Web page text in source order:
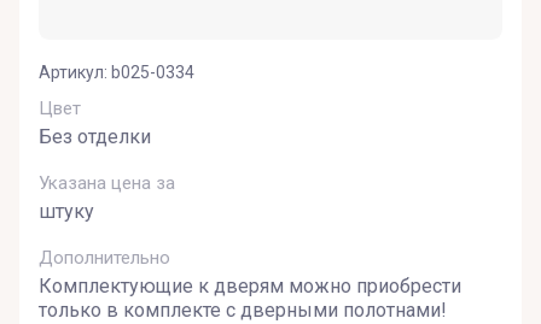
Артикул: b025-0334
Цвет
Без отделки
Указана цена за
штуку
Дополнительно
Комплектующие к дверям можно приобрести
только в комплекте с дверными полотнами!